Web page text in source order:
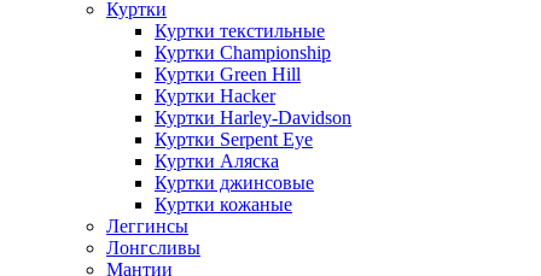
Куртки
Куртки текстильные
Куртки Championship
Куртки Green Hill
Куртки Hacker
Куртки Harley-Davidson
Куртки Serpent Eye
Куртки Аляска
Куртки джинсовые
Куртки кожаные
Леггинсы
Лонгсливы
Мантии